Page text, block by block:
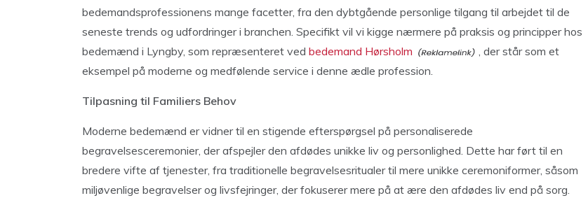
bedemandsprofessionens mange facetter, fra den dybtgående personlige tilgang til arbejdet til de
seneste trends og udfordringer i branchen. Specifikt vil vi kigge nærmere på praksis og principper hos
bedemænd i Lyngby, som repræsenteret ved bedemand Hørsholm
, der står som et
eksempel på moderne og medfølende service i denne ædle profession.
Tilpasning til Familiers Behov
Moderne bedemænd er vidner til en stigende efterspørgsel på personaliserede
begravelsesceremonier, der afspejler den afdødes unikke liv og personlighed. Dette har ført til en
bredere vifte af tjenester, fra traditionelle begravelsesritualer til mere unikke ceremoniformer, såsom
miljøvenlige begravelser og livsfejringer, der fokuserer mere på at ære den afdødes liv end på sorg.